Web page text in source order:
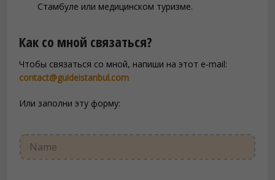
Стамбуле или медицинском туризме.
Как со мной связаться?
Чтобы связаться со мной, напиши на этот e‑mail:
contact@guideistanbul.com
Или заполни эту форму:
i
e
Y
o